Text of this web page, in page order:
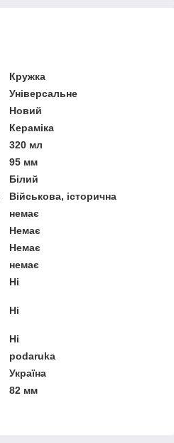
Кружка
Універсальне
Новий
Кераміка
320 мл
95 мм
Білий
Військова, історична
немає
Немає
Немає
немає
Ні
Ні
Ні
podaruka
Україна
82 мм